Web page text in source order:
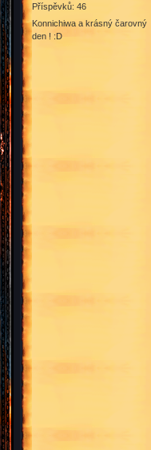
Příspěvků: 46
Konnichiwa a krásný čarovný
den ! :D